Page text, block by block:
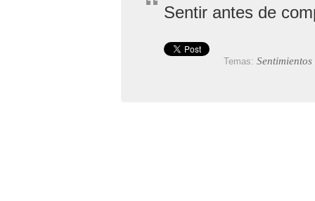
Sentir antes de
Temas: Sentimientos